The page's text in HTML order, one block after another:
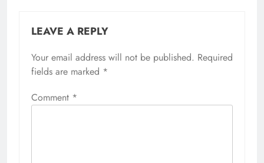
LEAVE A REPLY
Your email address will not be published. Required
fields are marked *
Comment *